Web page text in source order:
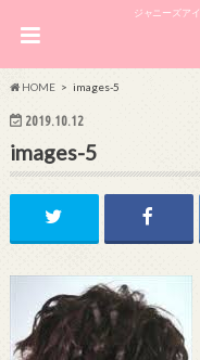
ジャニーズア
HOME images-5
2019.10.12
images-5